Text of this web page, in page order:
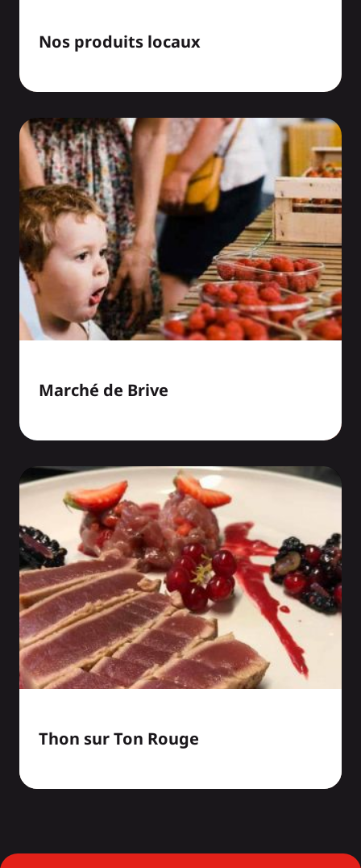
Nos produits locaux
Marché de Brive
Thon sur Ton Rouge